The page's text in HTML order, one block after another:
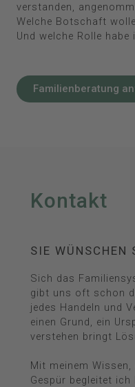
verstanden,
Welche Botschaft
Und welche Rolle habe
Familienberatung
Kontakt
SIE WÜNSCHEN
Sich das
gibt uns oft schon
jedes Handeln und
einen Grund, ein
verstehen bringt
Mit meinem
Gespür begleitet ich